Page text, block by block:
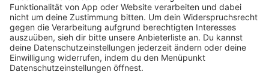
Jobbörse
MUSIK
Unsere Musikstreams
Titelsuche